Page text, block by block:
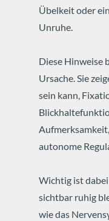
Übelkeit oder
Unruhe.
Diese Hinweise
Ursache. Sie
sein kann,
autonome
Wichtig ist
sichtbar ruhig
wie das